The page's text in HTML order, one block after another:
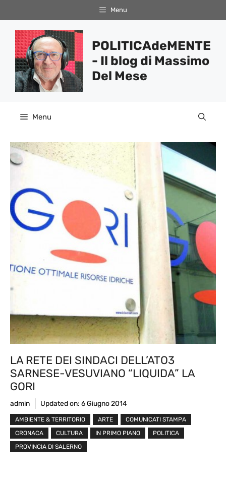
al
contenuto
Menu
POLITICAdeMENTE
- Il blog di Massimo
Del Mese
Menu
LA RETE DEI SINDACI DELL’ATO3
SARNESE-VESUVIANO “LIQUIDA” LA
GORI
admin Updated on: 6 Giugno 2014
AMBIENTE & TERRITORIO ARTE
COMUNICATI STAMPA
CRONACA
CULTURA IN PRIMO PIANO
POLITICA
PROVINCIA DI SALERNO